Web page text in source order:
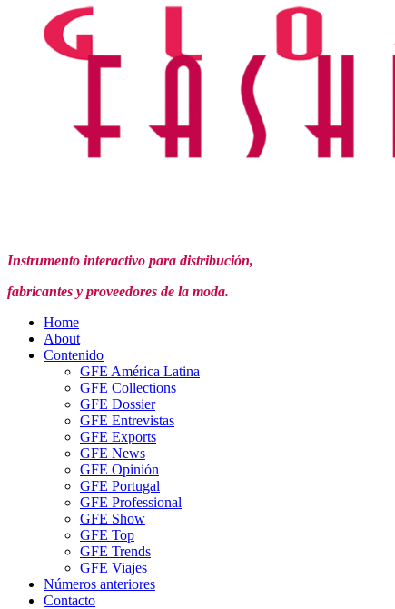
Instrumento interactivo para distribución,
fabricantes y proveedores de la moda.
Home
About
Contenido
GFE América Latina
GFE Collections
GFE Dossier
GFE Entrevistas
GFE Exports
GFE News
GFE Opinión
GFE Portugal
GFE Professional
GFE Show
GFE Top
GFE Trends
GFE Viajes
Números anteriores
Contacto